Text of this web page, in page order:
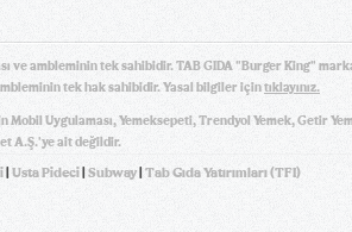
ambleminin tek sahibidir. TAB GIDA "Burger King"
tek hak sahibidir. Yasal bilgiler içintıklayınız.
Uygulaması, Yemeksepeti, Trendyol Yemek, Getir
A.Ş.'ye ait değildir.
| Usta Pideci Subway Tab Gıda Yatırımları (TFI)